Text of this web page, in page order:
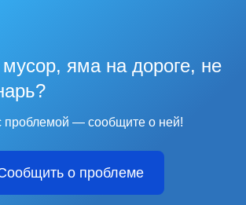
яма на дороге, не
проблемой — сообщите о ней!
о проблеме